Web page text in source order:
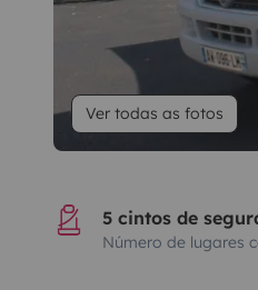
Ver todas as fotos
5 cintos de
Número de lugares